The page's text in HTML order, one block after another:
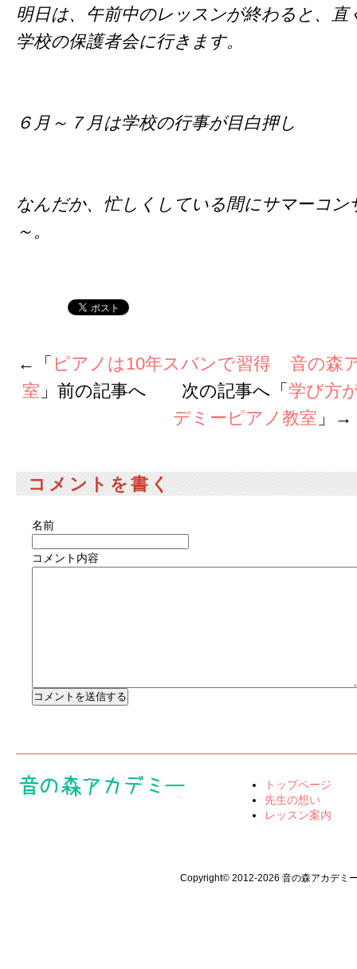
明日は、午前中のレッスンが終わると、直
学校の保護者会に行きます。
６月～７月は学校の行事が目白押し
なんだか、忙しくしている間にサマーコン
～。
←「 ピアノは10年スバンで習得 音の森
室 」前の記事へ 次の記事へ「 学び方
デミーピアノ教室 」→
コメントを書く
名前
コメント内容
トップページ
先生の想い
レッスン案内
Copyright© 2012-2026 音の森アカデミ